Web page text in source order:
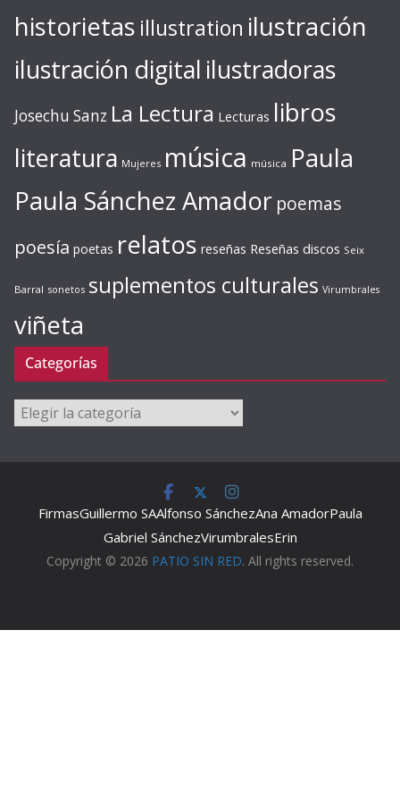
historietas illustration ilustración
ilustración digital ilustradoras
Josechu Sanz La Lectura Lecturas libros
literatura Mujeres música música Paula
Paula Sánchez Amador poemas
poesía poetas relatos reseñas Reseñas discos Seix
Barral sonetos suplementos culturales Virumbrales
viñeta
Categorías
Categorías
FirmasGuillermo SAAlfonso SánchezAna AmadorPaula
Gabriel SánchezVirumbralesErin
Copyright © 2026 PATIO SIN RED. All rights reserved.